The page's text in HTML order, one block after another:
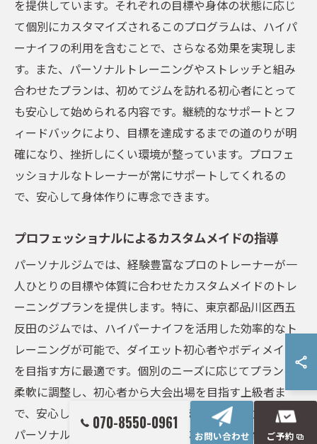
を提供しています。それぞれの目標や身体の状態に応じ
て個別にカスタマイズされるこのプログラムは、ハイパ
ーナイフの利用を含むことで、さらなる効果を実現しま
す。また、パーソナルトレーニングやストレッチと組み
合わせたプランは、初めてジムを訪れる初心者にとって
も安心して始められる内容です。継続的なサポートとフ
ィードバックにより、目標を達成するまでの道のりが明
確になり、挫折しにくい環境が整っています。プロフェ
ッショナルなトレーナーが常にサポートしてくれるの
で、安心して身体作りに専念できます。
プロフェッショナルによるカスタムメイドの指導
パーソナルジムでは、経験豊富なプロのトレーナーが一
人ひとりの目標や体質に合わせたカスタムメイドのトレ
ーニングプランを提供します。特に、東京都品川区西五
反田のジムでは、ハイパーナイフを活用した効率的なト
レーニングが可能で、ダイエット初心者やボディメイク
を目指す方に最適です。個別のニーズに応じてプランを
柔軟に調整し、初心者から大会出場を目指す上級者ま
で、安心して取り組める環境を整えています。さらに、
パーソナルストレッチや脱毛のオプションも提供し、全
070-8550-0961
お問い合わせ ご予約